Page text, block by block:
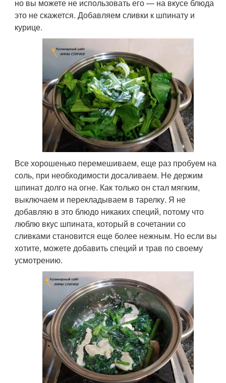
но вы можете не использовать его — на вкусе блюда
это не скажется. Добавляем сливки к шпинату и
курице.
Все хорошенько перемешиваем, еще раз пробуем на
соль, при необходимости досаливаем. Не держим
шпинат долго на огне. Как только он стал мягким,
выключаем и перекладываем в тарелку. Я не
добавляю в это блюдо никаких специй, потому что
люблю вкус шпината, который в сочетании со
сливками становится еще более нежным. Но если вы
хотите, можете добавить специй и трав по своему
усмотрению.